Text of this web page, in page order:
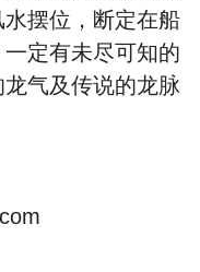
摆位，断定在船
定有未尽可知的
气及传说的龙脉